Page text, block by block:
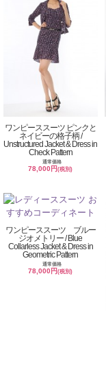
ワンピーススーツ ピンクと
ネイビーの格子柄 /
Unstructured Jacket & Dress in
Check Pattern
通常価格
78,000円(税別)
ワンピーススーツ ブルー
ジオメトリー / Blue
Collarless Jacket & Dress in
Geometric Pattern
通常価格
78,000円(税別)